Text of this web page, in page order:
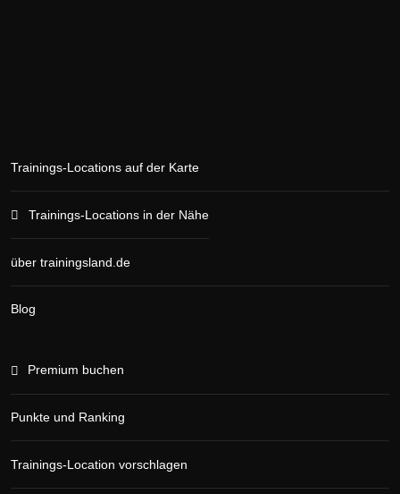
Trainings-Locations auf der Karte
Trainings-Locations in der Nähe
über trainingsland.de
Blog
Premium buchen
Punkte und Ranking
Trainings-Location vorschlagen